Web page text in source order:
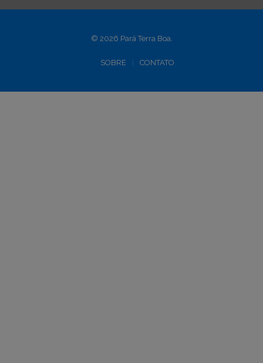
© 2026 Pará Terra Boa.
SOBRE CONTATO